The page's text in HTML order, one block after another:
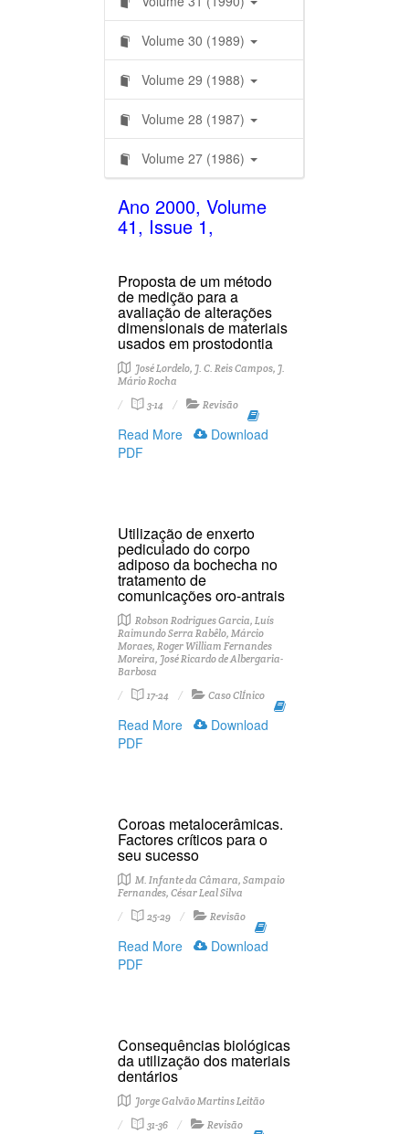
Volume 30 (1989)
Volume 29 (1988)
Volume 28 (1987)
Volume 27 (1986)
Ano 2000, Volume
41, Issue 1,
Proposta de um método
de medição para a
avaliação de alterações
dimensionais de materiais
usados em prostodontia
José Lordelo, J. C. Reis Campos, J.
Mário Rocha
3-14
Revisão
Read More
Download
PDF
Utilização de enxerto
pediculado do corpo
adiposo da bochecha no
tratamento de
comunicações oro-antrais
Robson Rodrigues Garcia, Luís
Raimundo Serra Rabêlo, Márcio
Moraes, Roger William Fernandes
Moreira, José Ricardo de Albergaria-
Barbosa
17-24
Caso ClÍnico
Read More
Download
PDF
Coroas metalocerâmicas.
Factores críticos para o
seu sucesso
M. Infante da Câmara, Sampaio
Fernandes, César Leal Silva
25-29
Revisão
Read More
Download
PDF
Consequências biológicas
da utilização dos materiais
dentários
Jorge Galvão Martins Leitão
31-36
Revisão